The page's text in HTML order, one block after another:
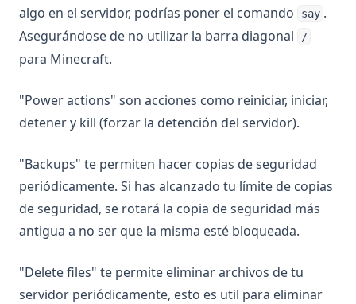
algo en el servidor, podrías poner el comando
say .
Asegurándose de no utilizar la barra diagonal
/
para Minecraft.
"Power actions" son acciones como reiniciar, iniciar,
detener y kill (forzar la detención del servidor).
"Backups" te permiten hacer copias de seguridad
periódicamente. Si has alcanzado tu límite de copias
de seguridad, se rotará la copia de seguridad más
antigua a no ser que la misma esté bloqueada.
"Delete files" te permite eliminar archivos de tu
servidor periódicamente, esto es util para eliminar